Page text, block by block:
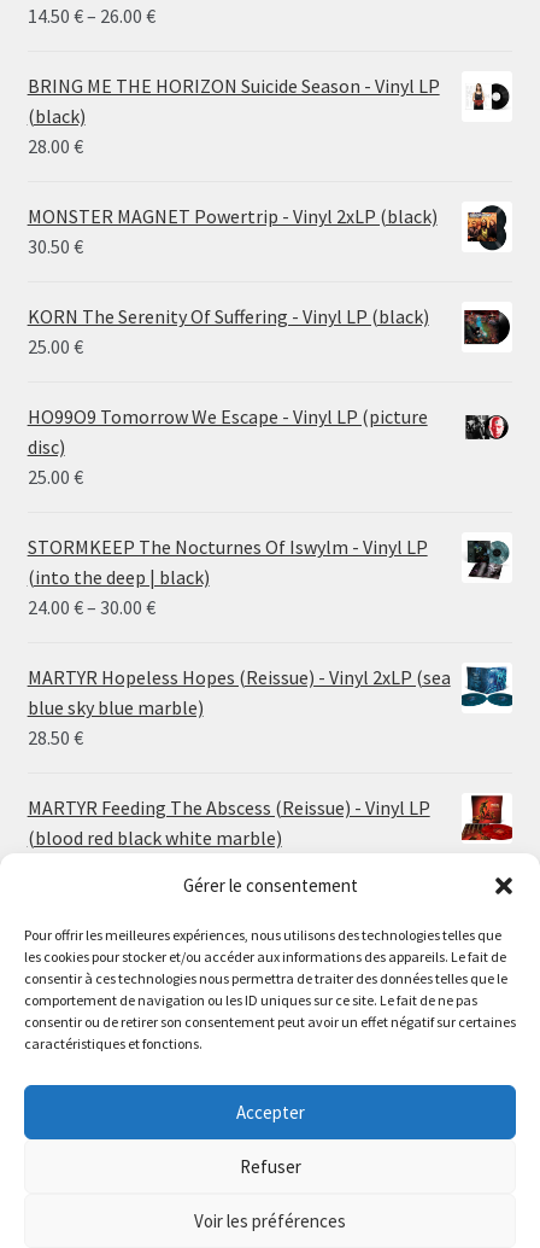
Gérer le consentement
Pour offrir les meilleures expériences, nous utilisons des technologies telles que
les cookies pour stocker et/ou accéder aux informations des appareils. Le fait de
consentir à ces technologies nous permettra de traiter des données telles que le
comportement de navigation ou les ID uniques sur ce site. Le fait de ne pas
consentir ou de retirer son consentement peut avoir un effet négatif sur certaines
caractéristiques et fonctions.
Accepter
Refuser
Voir les préférences
Le magasin de Lyon sera fermé du 30 juillet au 17 août
inclus. Les commandes seront expédiées à partir du 18
The physical record shop will be closed from july 30th to
august 17th included. Online orders will start shipping on
august 18th.
14.50 €– 26.00 €Price
14.50 €
BRING ME THE HORIZON Suicide Season - Vinyl LP
(black)
28.00 €
MONSTER MAGNET Powertrip - Vinyl 2xLP (black)
30.50 €
KORN The Serenity Of Suffering - Vinyl LP (black)
25.00 €
HO99O9 Tomorrow We Escape - Vinyl LP (picture
disc)
25.00 €
STORMKEEP The Nocturnes Of Iswylm - Vinyl LP
(into the deep | black)
24.00 €– 30.00 €Price
24.00 €
through
MARTYR Hopeless Hopes (Reissue) - Vinyl 2xLP (sea
blue sky blue marble)
28.50 €
MARTYR Feeding The Abscess (Reissue) - Vinyl LP
(blood red black white marble)
MARTYR Warp Zone (Reissue) - Vinyl LP (swamp
green orange marble)
23.00€